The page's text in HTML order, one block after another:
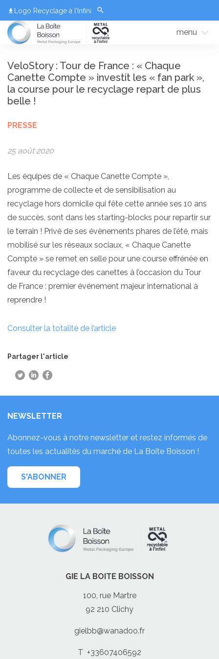
Logo Recyclage à l’Infini
menu
VeloStory : Tour de France : « Chaque
Canette Compte » investit les « fan park »,
la course pour le recyclage repart de plus
belle !
PRESSE
25 août 2020
Les équipes de « Chaque Canette Compte »,
programme de collecte et de sensibilisation au
recyclage hors domicile qui fête cette année ses 10 ans
de succès, sont dans les starting-blocks pour repartir sur
le terrain ! Privé de ses évènements phares de l’été, mais
mobilisé sur les réseaux sociaux, « Chaque Canette
Compte » se remet en selle pour une course effrénée en
faveur du recyclage des canettes à l’occasion du Tour
de France : premier événement majeur international à
reprendre !
Consulter la totalité de l’article
Partager l'article
NEWSLETTER
Abonnez-vous à notre newsletter et restez informés de
toutes les actualités du marché de La Boîte Boisson !
S'ABONNER
GIE LA BOITE BOISSON
100, rue Martre
92 210 Clichy
gielbb@wanadoo.fr
T +33607406592